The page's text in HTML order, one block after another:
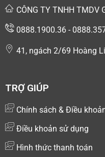
CÔNG TY TNHH TMDV
0888.1900.36 -
41, ngách 2/69 Hoàng
TRỢ GIÚP
Chính sách & Điều
Điều khoản sử dụng
Hình thức thanh toán